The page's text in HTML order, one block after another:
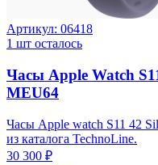
Артикул: 06418
1 шт осталось
Часы Apple Watch
MEU64
Часы Apple watch S11 42
из каталога TechnoLine.
30 300 ₽